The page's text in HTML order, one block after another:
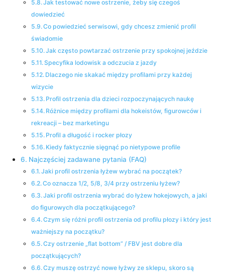
Jak testować nowe ostrzenie, żeby się czegoś
dowiedzieć
Co powiedzieć serwisowi, gdy chcesz zmienić profil
świadomie
Jak często powtarzać ostrzenie przy spokojnej jeździe
Specyfika lodowisk a odczucia z jazdy
Dlaczego nie skakać między profilami przy każdej
wizycie
Profil ostrzenia dla dzieci rozpoczynających naukę
Różnice między profilami dla hokeistów, figurowców i
rekreacji – bez marketingu
Profil a długość i rocker płozy
Kiedy faktycznie sięgnąć po nietypowe profile
Najczęściej zadawane pytania (FAQ)
Jaki profil ostrzenia łyżew wybrać na początek?
Co oznacza 1/2, 5/8, 3/4 przy ostrzeniu łyżew?
Jaki profil ostrzenia wybrać do łyżew hokejowych, a jaki
do figurowych dla początkującego?
Czym się różni profil ostrzenia od profilu płozy i który jest
ważniejszy na początku?
Czy ostrzenie „flat bottom” / FBV jest dobre dla
początkujących?
Czy muszę ostrzyć nowe łyżwy ze sklepu, skoro są